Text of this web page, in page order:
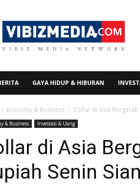
Vibizmedia.com
GAYA HIDUP & HIBURAN
Economy & Business Dollar di Asia Bergerak
& Business Investasi & Uang
di Asia
Senin